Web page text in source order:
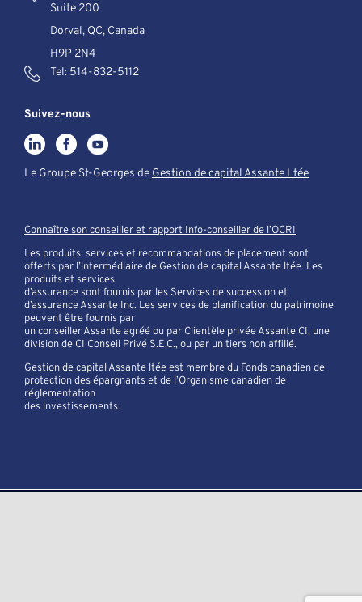
Suite 200
Dorval, QC, Canada
H9P 2N4
Tel: 514-832-5112
Suivez-nous
Le Groupe St-Georges de Gestion de capital Assante Ltée
Connaître son conseiller et rapport Info-conseiller de l’OCRI
Les produits, services et recommandations de placement sont
offerts par l’intermédiaire de Gestion de capital Assante ltée. Les
produits et services
d’assurance sont fournis par les Services de succession et
d’assurance Assante Inc. Les services de planification du patrimoine
peuvent être fournis par
un conseiller Assante agréé ou par Clientèle privée Assante CI, une
division de CI Conseil Privé S.E.C., ou par un tiers non affilié.
Gestion de capital Assante ltée est membre du Fonds canadien de
protection des épargnants et de l’Organisme canadien de
réglementation
des investissements.